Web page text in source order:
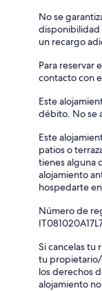
No se
disponibilidad
un recargo
Para reservar
contacto con
Este
débito. No se
Este
patios o
tienes alguna
alojamiento
hospedarte
Número de
Si cancelas tu
tu propietario/
los derechos
alojamiento